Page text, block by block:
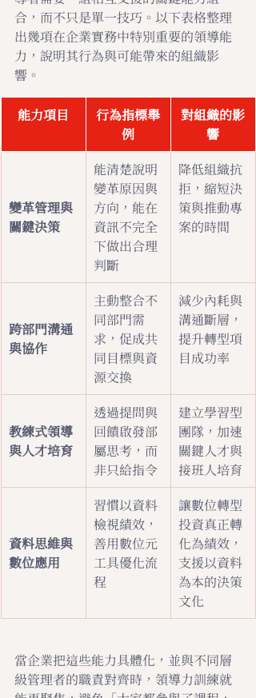
合，而不只是單一技巧。以下表格整理
出幾項在企業實務中特別重要的領導能
力，說明其行為與可能帶來的組織影
響。
能力項目
行為指標舉
例
對組織的影
響
變革管理與
關鍵決策
能清楚說明
變革原因與
方向，能在
資訊不完全
下做出合理
判斷
降低組織抗
拒，縮短決
策與推動專
案的時間
跨部門溝通
與協作
主動整合不
同部門需
求，促成共
同目標與資
源交換
減少內耗與
溝通斷層，
提升轉型項
目成功率
教練式領導
與人才培育
透過提問與
回饋啟發部
屬思考，而
非只給指令
建立學習型
團隊，加速
關鍵人才與
接班人培育
資料思維與
數位應用
習慣以資料
檢視績效，
善用數位元
工具優化流
程
讓數位轉型
投資真正轉
化為績效，
支援以資料
為本的決策
文化
當企業把這些能力具體化，並與不同層
級管理者的職責對齊時，領導力訓練就